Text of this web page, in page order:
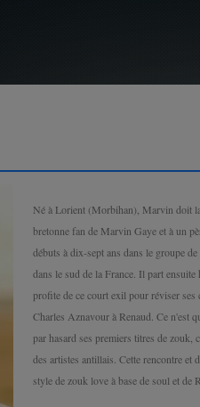
Né à Lorient (Morbihan), Marvin doit
bretonne fan de Marvin Gaye et à un
débuts à dix-sept ans dans le groupe
dans le sud de la France. Il part
profite de ce court exil pour réviser ses
Charles Aznavour à Renaud. Ce n'est
par hasard ses premiers titres de zouk,
des artistes antillais. Cette rencontre et
style de zouk love à base de soul et de